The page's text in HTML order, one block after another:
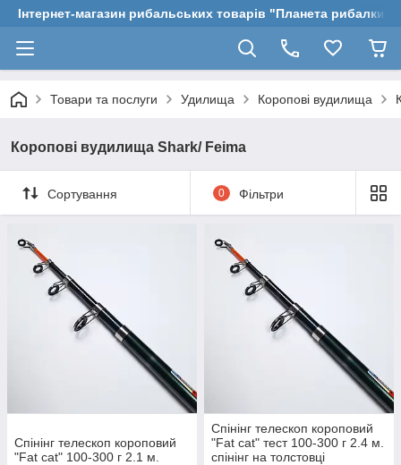
Інтернет-магазин рибальських товарів "Планета рибалки"
Товари та послуги Удилища Коропові вудилища
Коропові вудилища Shark/ Feima
Сортування 0 Фільтри
Спінінг телескоп короповий
"Fat cat" 100-300 г 2.1 м.
Спінінг телескоп короповий
"Fat cat" тест 100-300 г 2.4 м.
спінінг на толстовці